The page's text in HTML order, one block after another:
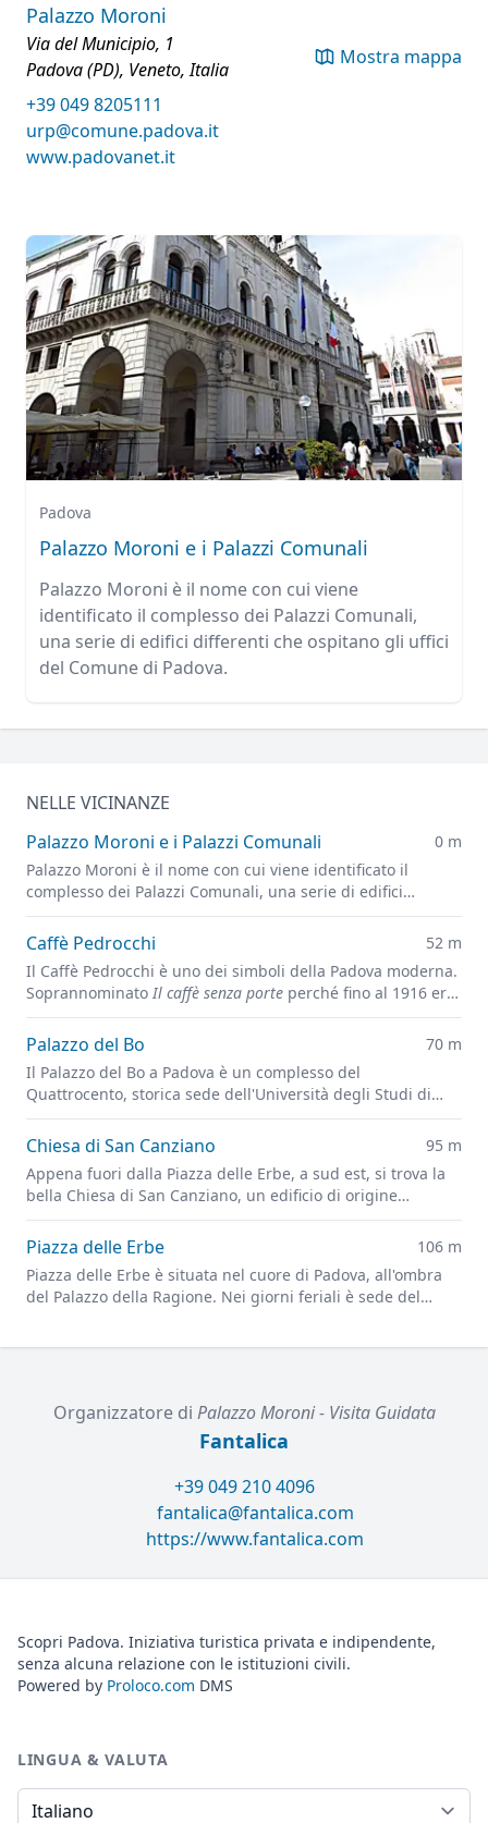
Palazzo Moroni
Via del Municipio, 1
Padova (PD), Veneto, Italia
Mostra mappa
+39 049 8205111
urp@comune.padova.it
www.padovanet.it
Padova
Palazzo Moroni e i Palazzi Comunali
Palazzo Moroni è il nome con cui viene
identificato il complesso dei Palazzi Comunali,
una serie di edifici differenti che ospitano gli uffici
del Comune di Padova.
NELLE VICINANZE
Palazzo Moroni e i Palazzi Comunali
0 m
Palazzo Moroni è il nome con cui viene identificato il
complesso dei Palazzi Comunali, una serie di edifici
differenti che ospitano gli uffici del Comune di Padova.
Caffè Pedrocchi
52 m
Il Caffè Pedrocchi è uno dei simboli della Padova moderna.
Soprannominato Il caffè senza porte perché fino al 1916 era
sempre aperto, giorno e notte.
Palazzo del Bo
70 m
Il Palazzo del Bo a Padova è un complesso del
Quattrocento, storica sede dell'Università degli Studi di
Padova.
Chiesa di San Canziano
95 m
Appena fuori dalla Piazza delle Erbe, a sud est, si trova la
bella Chiesa di San Canziano, un edificio di origine
medievale citato nelle cronache cittadine a partire
dall'anno 1034 e profondamente ristrutturato alla fine del
Sedicesimo secolo, grazie all'eredità lasciata da Don Cesare
Mantova, per 27 anni parroco della Chiesa.
Piazza delle Erbe
106 m
Piazza delle Erbe è situata nel cuore di Padova, all'ombra
del Palazzo della Ragione. Nei giorni feriali è sede del
Organizzatore di Palazzo Moroni - Visita Guidata
Fantalica
+39 049 210 4096
fantalica@fantalica.com
https://www.fantalica.com
Scopri Padova. Iniziativa turistica privata e indipendente,
senza alcuna relazione con le istituzioni civili.
Powered by Proloco.com DMS
LINGUA & VALUTA
Lingua